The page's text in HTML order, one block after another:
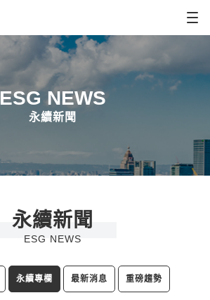
ESG NEWS
永續新聞
永續新聞
ESG NEWS
永續專欄 最新消息 重磅趨勢